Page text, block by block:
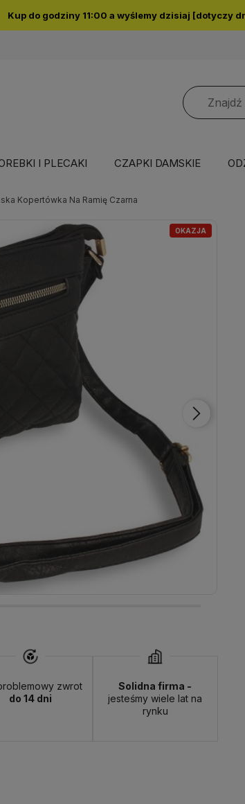
11:00 a wyślemy dzisiaj [dotyczy dni
I PLECAKI CZAPKI DAMSKIE
Kopertówka Na Ramię Czarna
OKAZJA
zwrot
do 14 dni
Solidna firma -
jesteśmy wiele lat na
rynku
- ORLEN Paczka - (punkty odbioru)